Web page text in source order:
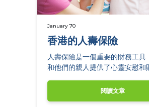
January 70
香港的人壽保險
人壽保險是一個重要的財務工具
和他們的親人提供了心靈安慰和
閱讀文章